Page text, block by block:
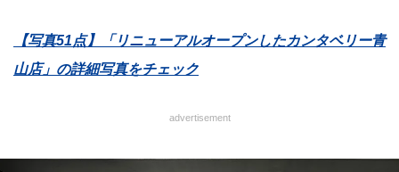
【写真51点】「リニューアルオープンしたカンタベリー青
山店」の詳細写真をチェック
advertisement